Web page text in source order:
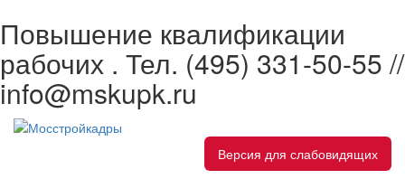
Повышение квалификации
рабочих . Тел. (495) 331-50-55 //
info@mskupk.ru
Версия для слабовидящих